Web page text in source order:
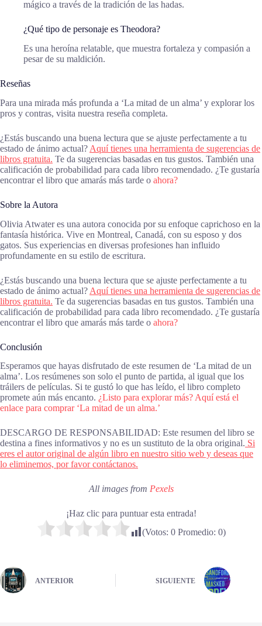
mágico a través de la tradición de las hadas.
¿Qué tipo de personaje es Theodora?
Es una heroína relatable, que muestra fortaleza y compasión a
pesar de su maldición.
Reseñas
Para una mirada más profunda a ‘La mitad de un alma’ y explorar los
pros y contras, visita nuestra reseña completa.
¿Estás buscando una buena lectura que se ajuste perfectamente a tu
estado de ánimo actual? Aquí tienes una herramienta de sugerencias de
libros gratuita. Te da sugerencias basadas en tus gustos. También una
calificación de probabilidad para cada libro recomendado. ¿Te gustaría
encontrar el libro que amarás más tarde o ahora?
Sobre la Autora
Olivia Atwater es una autora conocida por su enfoque caprichoso en la
fantasía histórica. Vive en Montreal, Canadá, con su esposo y dos
gatos. Sus experiencias en diversas profesiones han influido
profundamente en su estilo de escritura.
¿Estás buscando una buena lectura que se ajuste perfectamente a tu
estado de ánimo actual? Aquí tienes una herramienta de sugerencias de
libros gratuita. Te da sugerencias basadas en tus gustos. También una
calificación de probabilidad para cada libro recomendado. ¿Te gustaría
encontrar el libro que amarás más tarde o ahora?
Conclusión
Esperamos que hayas disfrutado de este resumen de ‘La mitad de un
alma’. Los resúmenes son solo el punto de partida, al igual que los
tráilers de películas. Si te gustó lo que has leído, el libro completo
promete aún más encanto. ¿Listo para explorar más? Aquí está el
enlace para comprar ‘La mitad de un alma.’
DESCARGO DE RESPONSABILIDAD: Este resumen del libro se
destina a fines informativos y no es un sustituto de la obra original. Si
eres el autor original de algún libro en nuestro sitio web y deseas que
lo eliminemos, por favor contáctanos.
All images from Pexels
¡Haz clic para puntuar esta entrada!
(Votos: 0Promedio: 0)
ANTERIOR SIGUIENTE